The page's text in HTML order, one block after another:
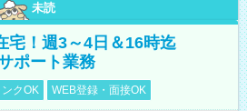
未読
宅！週3～4日＆16時迄
ポート業務
ンクOK WEB登録・面接OK